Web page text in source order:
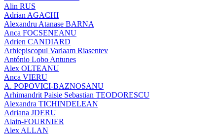
Alin RUS
Adrian AGACHI
Alexandru Atanase BARNA
Anca FOCSENEANU
Adrien CANDIARD
Arhiepiscopul Varlaam Riasentev
António Lobo Antunes
Alex OLTEANU
Anca VIERU
A. POPOVICI-BAZNOSANU
Arhimandrit Paisie Sebastian TEODORESCU
Alexandra TICHINDELEAN
Adriana JDERU
Alain-FOURNIER
Alex ALLAN